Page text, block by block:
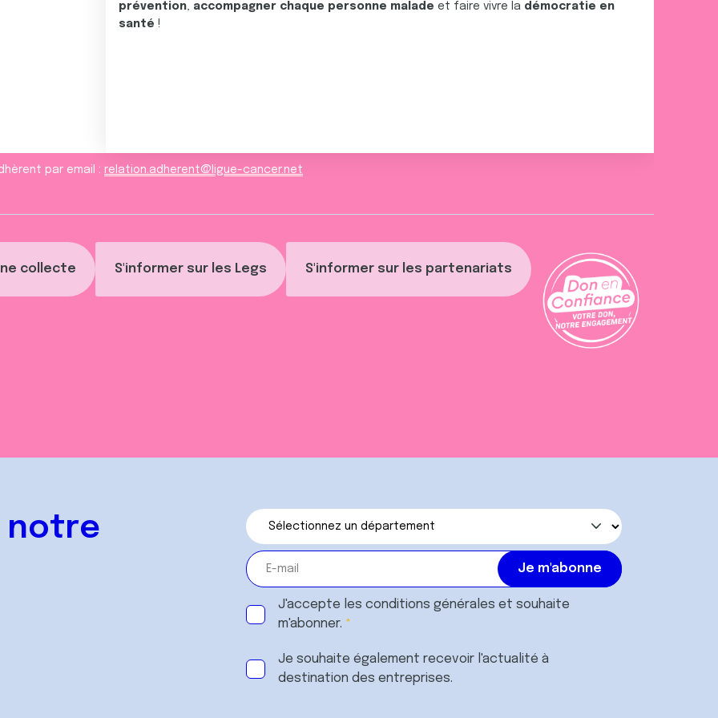
collecte S'informer sur les Legs S'informer sur les partenariats
prévention, accompagner chaque personne malade et faire vivre la démocratie en
santé !
par email : relation.adherent@ligue-cancer.net
notre
J'accepte les conditions générales et souhaite
m'abonner.
Je souhaite également recevoir l'actualité à
destination des entreprises.